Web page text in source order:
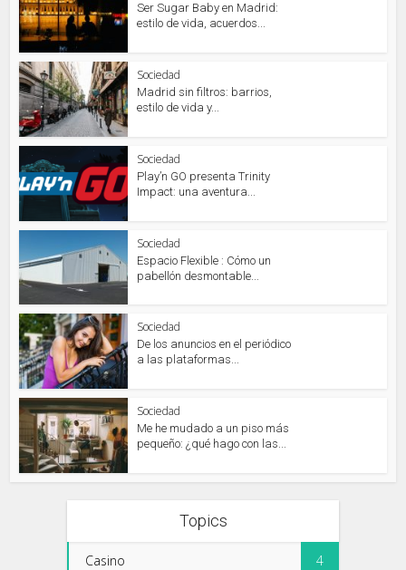
Ser Sugar Baby en Madrid:
estilo de vida, acuerdos...
Sociedad
Madrid sin filtros: barrios,
estilo de vida y...
Sociedad
Play’n GO presenta Trinity
Impact: una aventura...
Sociedad
Espacio Flexible : Cómo un
pabellón desmontable...
Sociedad
De los anuncios en el periódico
a las plataformas...
Sociedad
Me he mudado a un piso más
pequeño: ¿qué hago con las...
Topics
Casino 4